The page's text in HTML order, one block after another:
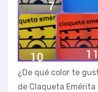
¿De qué color te
de Claqueta Emérita